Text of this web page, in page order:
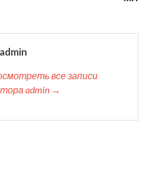
все записи
admin →